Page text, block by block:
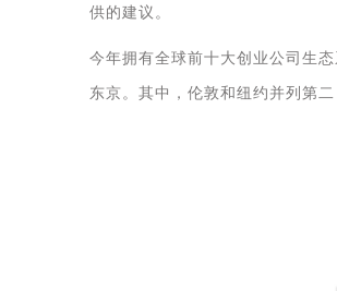
供的建议。
今年拥有全球前十大创业公司生
东京。其中，伦敦和纽约并列第